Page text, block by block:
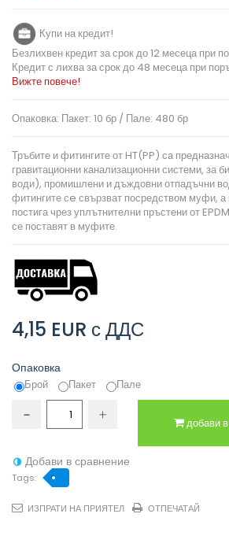
Купи на кредит!
Безлихвен кредит за срок до 12 месеца при
Кредит с лихва за срок до 48 месеца при
Вижте повече!
Опаковка: Пакет: 10 бр / Пале: 480 бр
Тръбите и фитингите от HT(PP) са
гравитационни канализационни системи, за
води), промишлени и дъждовни отпадъчни
фитингите сe свързват посредством муфи, а
постига чрез уплътнителни пръстени от
се поставят в муфите.
4,15 EUR с ДДС
Опаковка
Брой Пакет Пале
добави
Добави в сравнение
Tags:
ИЗПРАТИ НА ПРИЯТЕЛ ОТПЕЧАТАЙ